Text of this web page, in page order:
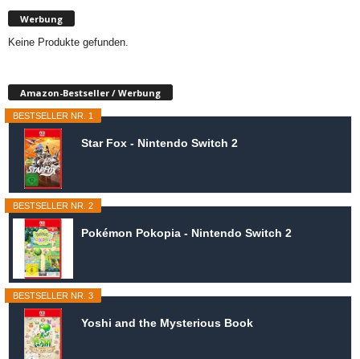
Werbung
Keine Produkte gefunden.
Amazon-Bestseller / Werbung
BESTSELLER NR. 1
Star Fox - Nintendo Switch 2
BESTSELLER NR. 2
Pokémon Pokopia - Nintendo Switch 2
BESTSELLER NR. 3
Yoshi and the Mysterious Book